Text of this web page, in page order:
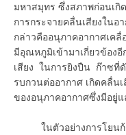
มหาสมุทร ซึ่งสภาพก่อนเ
การกระจายคลื่นเสียงใน
กล่าวคืออนุภาคอากาศเค
มีอุณหภูมิเข้ามาเกี่ยวข้อง
เสียง ในการยิงปืน ก๊าซที่
รบกวนต่ออากาศ เกิดคลื่น
ของอนุภาคอากาศซึ่งมีอยู่
ในตัวอย่างการโยนก้อ